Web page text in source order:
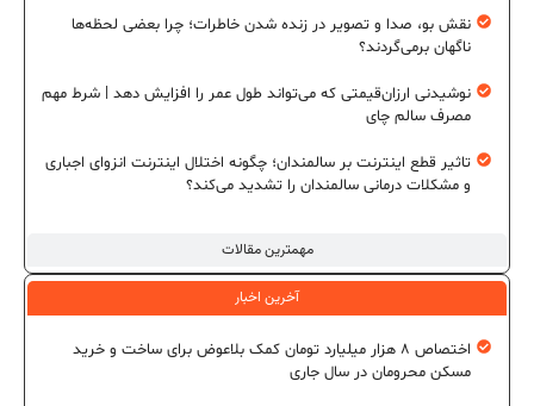
مهمترین مقالات
نقش بو، صدا و تصویر در زنده شدن خاطرات؛ چرا بعضی لحظه‌ها
ناگهان برمی‌گردند؟
نوشیدنی ارزان‌قیمتی که می‌تواند طول عمر را افزایش دهد | شرط مهم
مصرف سالم چای
تاثیر قطع اینترنت بر سالمندان؛ چگونه اختلال اینترنت انزوای اجباری
و مشکلات درمانی سالمندان را تشدید می‌کند؟
آخرین اخبار
اختصاص ۸ هزار میلیارد تومان کمک بلاعوض برای ساخت و خرید
مسکن محرومان در سال جاری